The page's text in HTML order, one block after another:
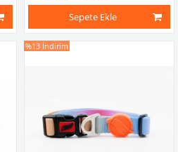
Sepete Ekle
%13 İndirim